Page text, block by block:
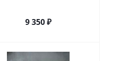
9 350₽